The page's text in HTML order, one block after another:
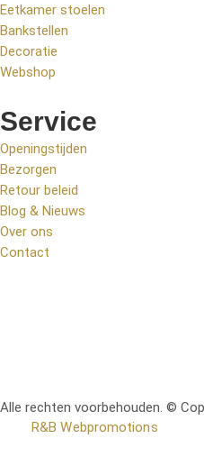
Eetkamer stoelen
Bankstellen
Decoratie
Webshop
Service
Openingstijden
Bezorgen
Retour beleid
Blog & Nieuws
Over ons
Contact
Alle rechten voorbehouden. ©
R&B Webpromotions